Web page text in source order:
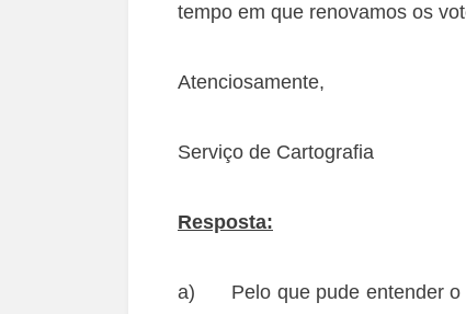
tempo em que renovamos os
Atenciosamente,
Serviço de Cartografia
Resposta:
a) Pelo que pude entender o